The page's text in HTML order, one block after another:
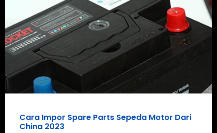
Cara Impor Spare Parts Sepeda Motor Dari
China 2023